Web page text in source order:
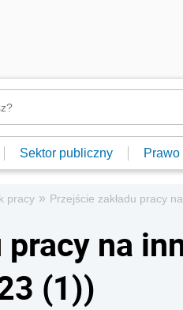
Sektor publiczny Prawo
pracy » Przejście zakładu pracy
na
(1))